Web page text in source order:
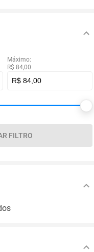
Máximo:
R$ 84,00
FILTRO